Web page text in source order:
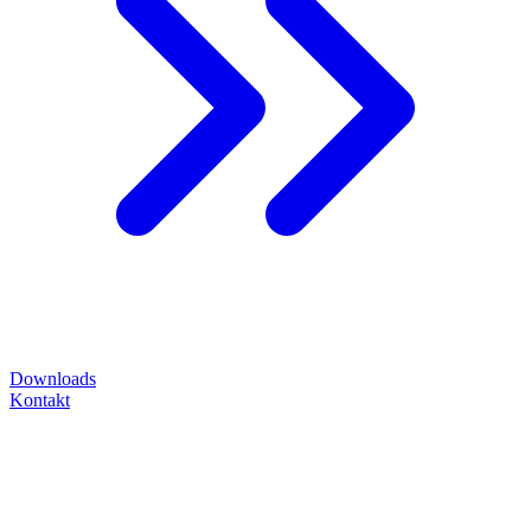
Downloads
Kontakt